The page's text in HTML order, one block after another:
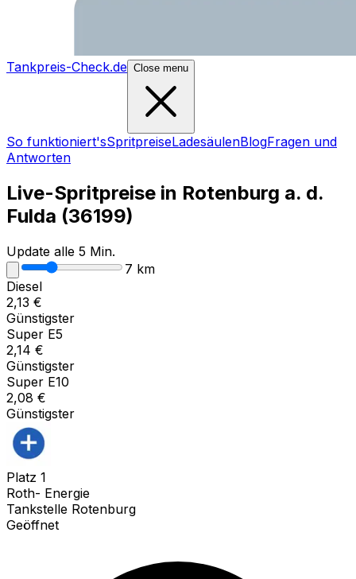
Tankpreis-Check.de Close menu
So funktioniert'sSpritpreiseLadesäulenBlogFragen und
Antworten
Live-Spritpreise in Rotenburg a. d.
Fulda (36199)
Update alle 5 Min.
7 km
Diesel
2,13 €
Günstigster
Super E5
2,14 €
Günstigster
Super E10
2,08 €
Günstigster
Platz 1
Roth- Energie
Tankstelle Rotenburg
Geöffnet